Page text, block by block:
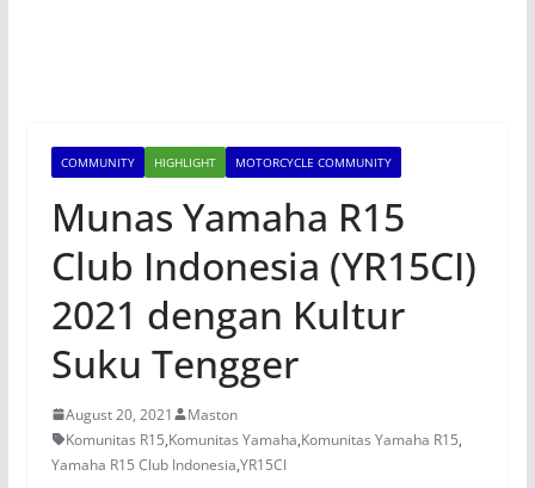
COMMUNITY HIGHLIGHT MOTORCYCLE COMMUNITY
Munas Yamaha R15
Club Indonesia (YR15CI)
2021 dengan Kultur
Suku Tengger
August 20, 2021
Maston
Komunitas R15,Komunitas Yamaha,Komunitas Yamaha R15,
Yamaha R15 Club Indonesia,YR15CI